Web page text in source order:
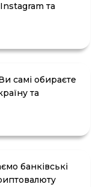
та
самі обираєте
та
банківські